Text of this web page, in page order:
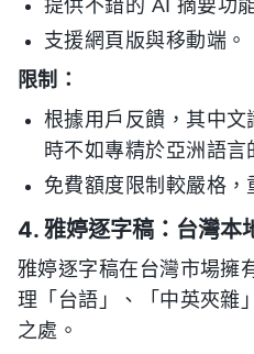
提供不錯的 AI 摘要功
支援網頁版與移動端。
限制：
根據用戶反饋，其中
時不如專精於亞洲語言
免費額度限制較嚴格，
4. 雅婷逐字稿：台灣本
雅婷逐字稿在台灣市場擁
理「台語」、「中英夾雜
之處。